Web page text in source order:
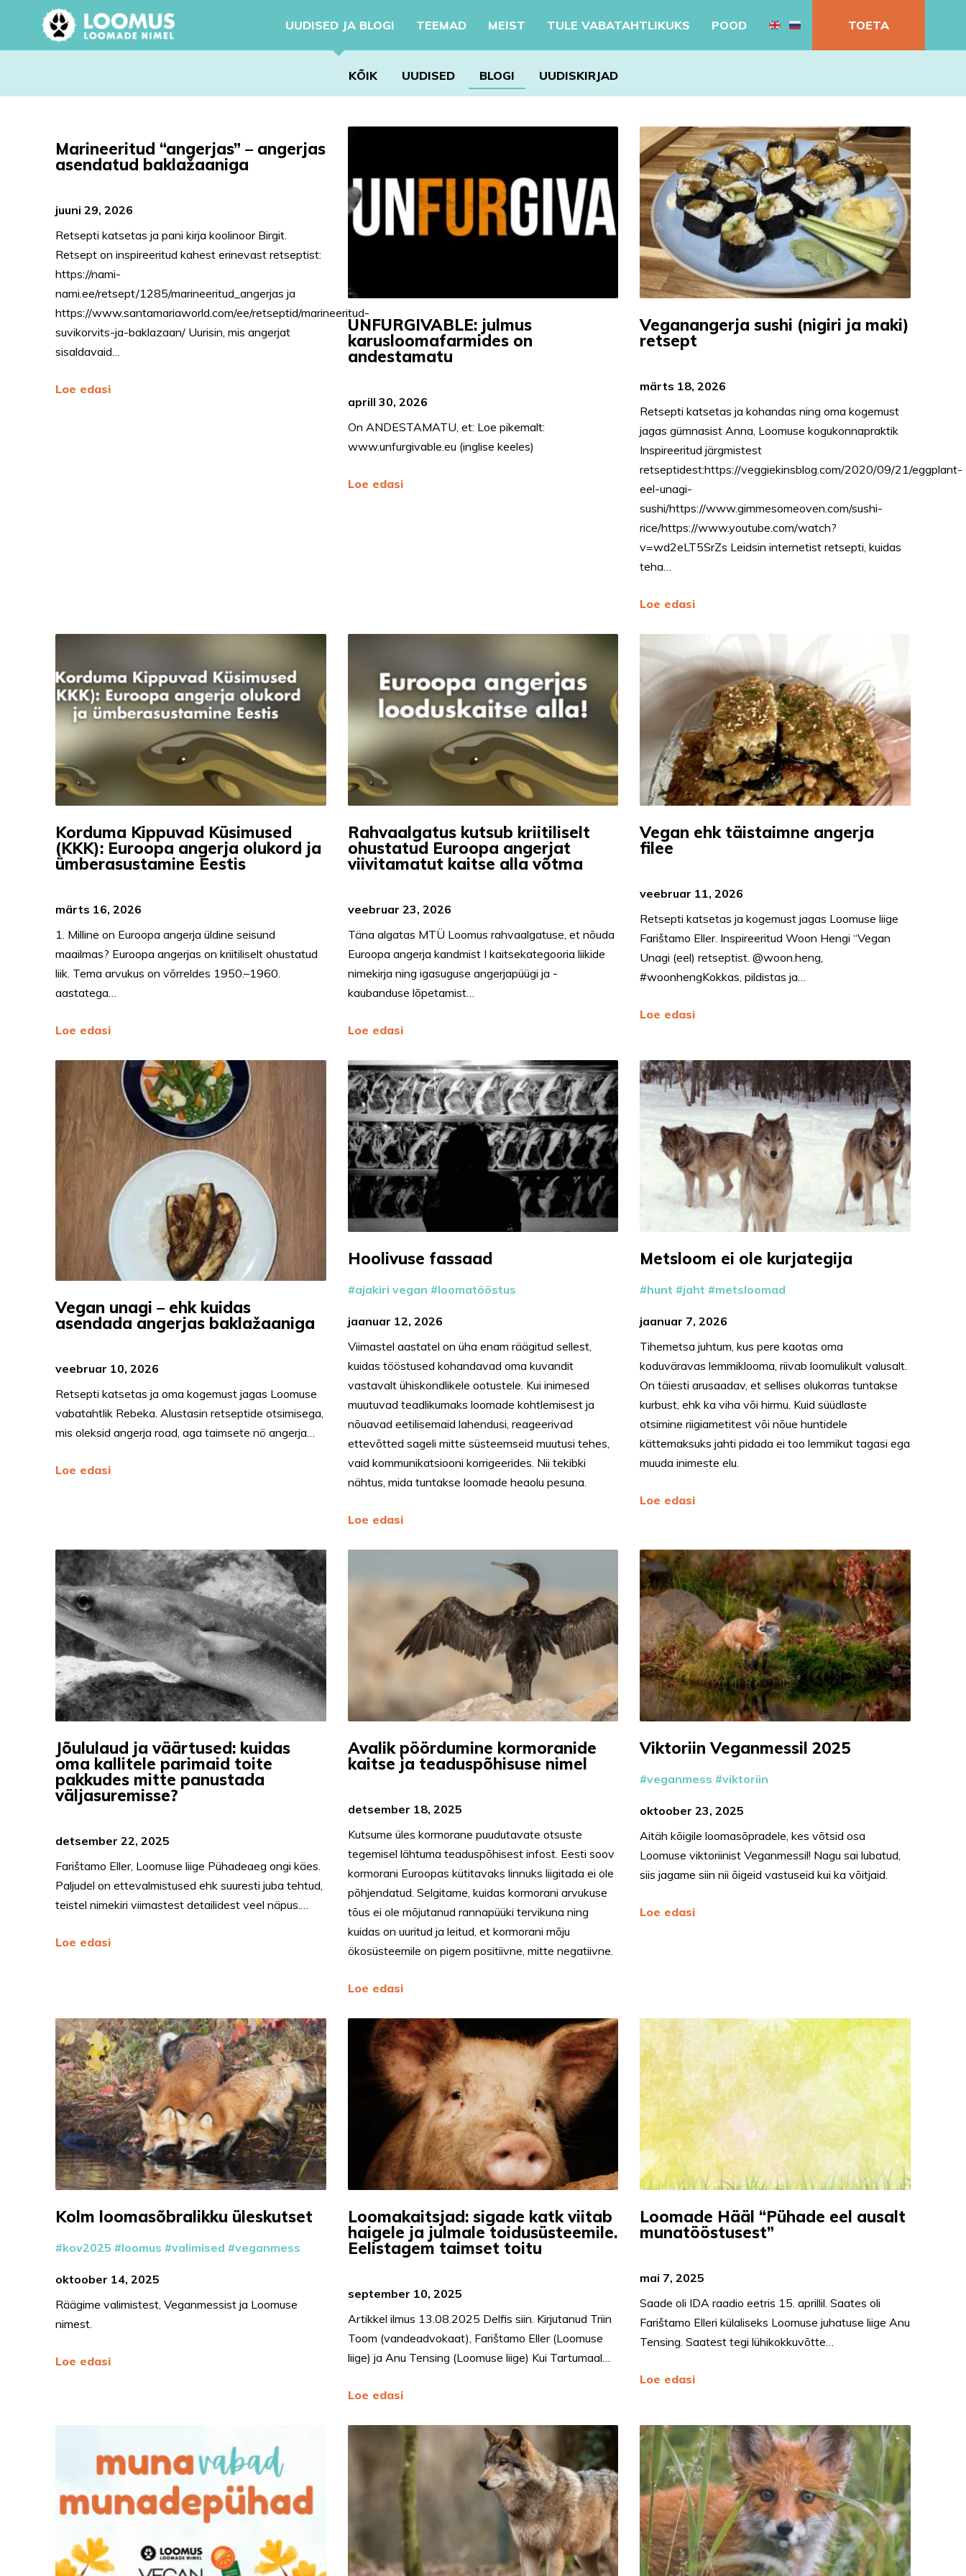
UUDISED JA BLOGI TEEMAD MEIST TULE VABATAHTLIKUKS POOD TOETA
KÕIK UUDISED BLOGI UUDISKIRJAD
Marineeritud “angerjas” – angerjas
asendatud baklažaaniga
juuni 29, 2026
Retsepti katsetas ja pani kirja koolinoor Birgit.
Retsept on inspireeritud kahest erinevast retseptist:
https://nami-
nami.ee/retsept/1285/marineeritud_angerjas ja
https://www.santamariaworld.com/ee/retseptid/marineeritud-
suvikorvits-ja-baklazaan/ Uurisin, mis angerjat
sisaldavaid…
Loe edasi
UNFURGIVABLE: julmus
karusloomafarmides on
andestamatu
aprill 30, 2026
On ANDESTAMATU, et: Loe pikemalt:
www.unfurgivable.eu (inglise keeles)
Loe edasi
Veganangerja sushi (nigiri ja maki)
retsept
märts 18, 2026
Retsepti katsetas ja kohandas ning oma kogemust
jagas gümnasist Anna, Loomuse kogukonnapraktik
Inspireeritud järgmistest
retseptidest:https://veggiekinsblog.com/2020/09/21/eggplant-
eel-unagi-
sushi/https://www.gimmesomeoven.com/sushi-
rice/https://www.youtube.com/watch?
v=wd2eLT5SrZs Leidsin internetist retsepti, kuidas
teha…
Loe edasi
Korduma Kippuvad Küsimused
(KKK): Euroopa angerja olukord ja
ümberasustamine Eestis
märts 16, 2026
1. Milline on Euroopa angerja üldine seisund
maailmas? Euroopa angerjas on kriitiliselt ohustatud
liik. Tema arvukus on võrreldes 1950.–1960.
aastatega…
Loe edasi
Rahvaalgatus kutsub kriitiliselt
ohustatud Euroopa angerjat
viivitamatut kaitse alla võtma
veebruar 23, 2026
Täna algatas MTÜ Loomus rahvaalgatuse, et nõuda
Euroopa angerja kandmist I kaitsekategooria liikide
nimekirja ning igasuguse angerjapüügi ja -
kaubanduse lõpetamist…
Loe edasi
Vegan ehk täistaimne angerja
filee
veebruar 11, 2026
Retsepti katsetas ja kogemust jagas Loomuse liige
Farištamo Eller. Inspireeritud Woon Hengi “Vegan
Unagi (eel) retseptist. @woon.heng,
#woonhengKokkas, pildistas ja…
Loe edasi
Vegan unagi – ehk kuidas
asendada angerjas baklažaaniga
veebruar 10, 2026
Retsepti katsetas ja oma kogemust jagas Loomuse
vabatahtlik Rebeka. Alustasin retseptide otsimisega,
mis oleksid angerja road, aga taimsete nö angerja…
Loe edasi
Hoolivuse fassaad
ajakiri vegan loomatööstus
jaanuar 12, 2026
Viimastel aastatel on üha enam räägitud sellest,
kuidas tööstused kohandavad oma kuvandit
vastavalt ühiskondlikele ootustele. Kui inimesed
muutuvad teadlikumaks loomade kohtlemisest ja
nõuavad eetilisemaid lahendusi, reageerivad
ettevõtted sageli mitte süsteemseid muutusi tehes,
vaid kommunikatsiooni korrigeerides. Nii tekibki
nähtus, mida tuntakse loomade heaolu pesuna.
Loe edasi
Metsloom ei ole kurjategija
hunt jaht metsloomad
jaanuar 7, 2026
Tihemetsa juhtum, kus pere kaotas oma
koduväravas lemmiklooma, riivab loomulikult valusalt.
On täiesti arusaadav, et sellises olukorras tuntakse
kurbust, ehk ka viha või hirmu. Kuid süüdlaste
otsimine riigiametitest või nõue huntidele
kättemaksuks jahti pidada ei too lemmikut tagasi ega
muuda inimeste elu.
Loe edasi
Jõululaud ja väärtused: kuidas
oma kallitele parimaid toite
pakkudes mitte panustada
väljasuremisse?
detsember 22, 2025
Farištamo Eller, Loomuse liige Pühadeaeg ongi käes.
Paljudel on ettevalmistused ehk suuresti juba tehtud,
teistel nimekiri viimastest detailidest veel näpus.…
Loe edasi
Avalik pöördumine kormoranide
kaitse ja teaduspõhisuse nimel
detsember 18, 2025
Kutsume üles kormorane puudutavate otsuste
tegemisel lähtuma teaduspõhisest infost. Eesti soov
kormorani Euroopas kütitavaks linnuks liigitada ei ole
põhjendatud. Selgitame, kuidas kormorani arvukuse
tõus ei ole mõjutanud rannapüüki tervikuna ning
kuidas on uuritud ja leitud, et kormorani mõju
ökosüsteemile on pigem positiivne, mitte negatiivne.
Loe edasi
Viktoriin Veganmessil 2025
veganmess viktoriin
oktoober 23, 2025
Aitäh kõigile loomasõpradele, kes võtsid osa
Loomuse viktoriinist Veganmessil! Nagu sai lubatud,
siis jagame siin nii õigeid vastuseid kui ka võitjaid.
Loe edasi
Kolm loomasõbralikku üleskutset
kov2025 loomus valimised veganmess
oktoober 14, 2025
Räägime valimistest, Veganmessist ja Loomuse
nimest.
Loe edasi
Loomakaitsjad: sigade katk viitab
haigele ja julmale toidusüsteemile.
Eelistagem taimset toitu
september 10, 2025
Artikkel ilmus 13.08.2025 Delfis siin. Kirjutanud Triin
Toom (vandeadvokaat), Farištamo Eller (Loomuse
liige) ja Anu Tensing (Loomuse liige) Kui Tartumaal…
Loe edasi
Loomade Hääl “Pühade eel ausalt
munatööstusest”
mai 7, 2025
Saade oli IDA raadio eetris 15. aprillil. Saates oli
Farištamo Elleri külaliseks Loomuse juhatuse liige Anu
Tensing. Saatest tegi lühikokkuvõtte…
Loe edasi